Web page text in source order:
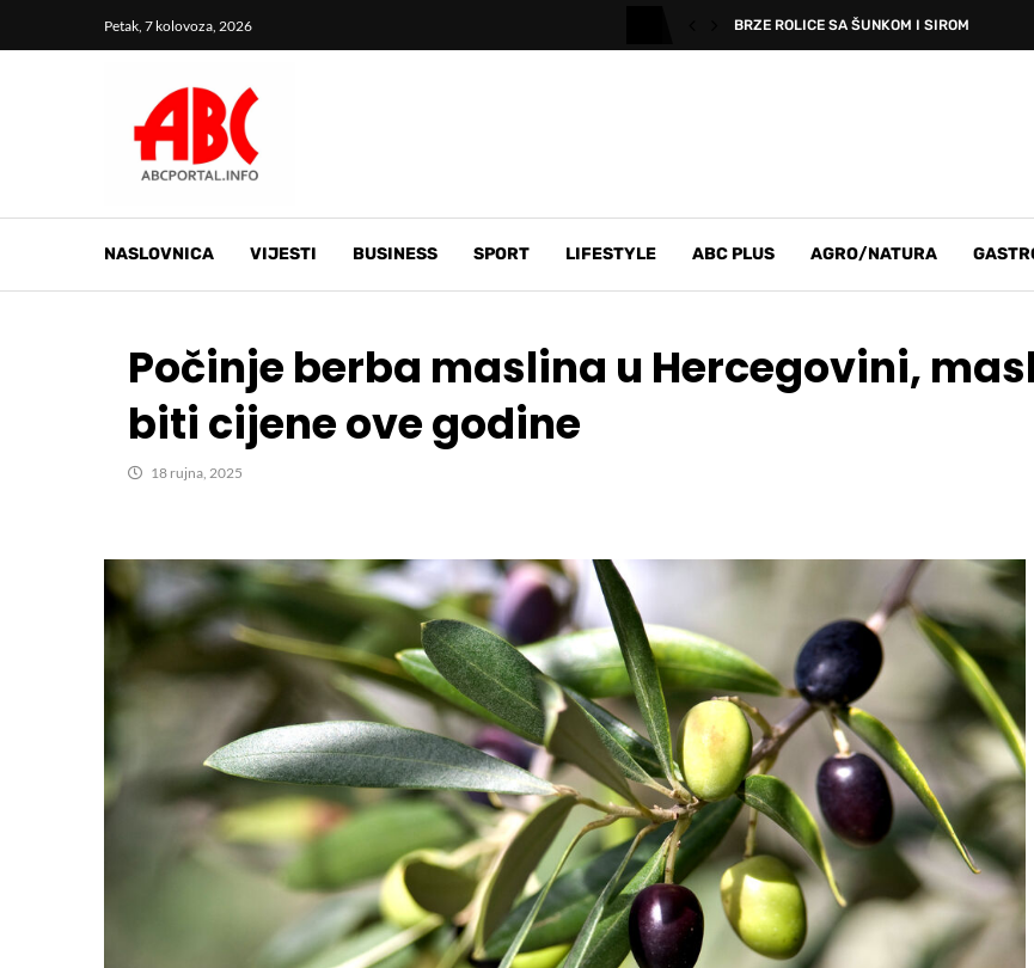
Petak, 7 kolovoza, 2026 BRZE ROLICE SA ŠUNKOM I SIROM
NASLOVNICA VIJESTI BUSINESS SPORT LIFESTYLE ABC PLUS AGRO/NATURA
Počinje berba maslina u Hercegovini,
biti cijene ove godine
18 rujna, 2025